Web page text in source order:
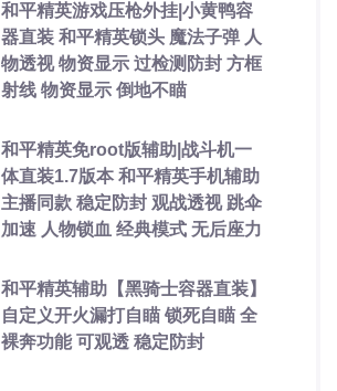
和平精英游戏压枪外挂|小黄鸭容
器直装 和平精英锁头 魔法子弹 人
物透视 物资显示 过检测防封 方框
射线 物资显示 倒地不瞄
和平精英免root版辅助|战斗机一
体直装1.7版本 和平精英手机辅助
主播同款 稳定防封 观战透视 跳伞
加速 人物锁血 经典模式 无后座力
和平精英辅助【黑骑士容器直装】
自定义开火漏打自瞄 锁死自瞄 全
裸奔功能 可观透 稳定防封